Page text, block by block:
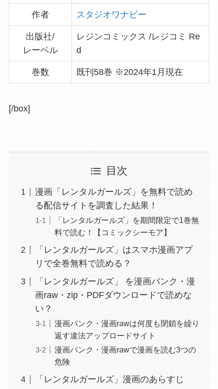
作者 スタジオワナビー
出版社/
レーベル
レジンコミックス /レジコミ Re
d
巻数 既刊58巻 ※2024年1月現在
[/box]
目次
漫画「レンタルガールズ」を無料で読め
る配信サイトを調査した結果！
「レンタルガールズ」を期間限定で1巻無
料で読む！【コミックシーモア】
「レンタルガールズ」はスマホ漫画アプ
リで全巻無料で読める？
「レンタルガールズ」 を漫画バンク・漫
画raw・zip・PDFダウンロードで読めな
い？
漫画バンク・漫画rawは何度も閉鎖を繰り
返す違法アップロードサイト
漫画バンク・漫画rawで漫画を読む3つの
危険
「レンタルガールズ」漫画のあらすじ